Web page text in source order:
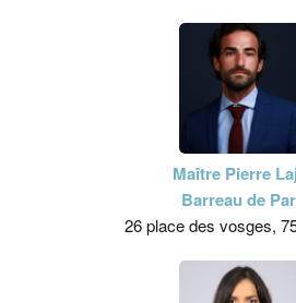
Maître Pierre
Barreau de
26 place des vosges,